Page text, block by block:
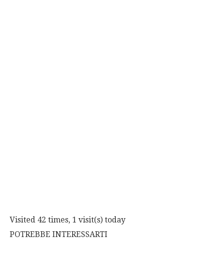
Visited 42 times, 1 visit(s) today
POTREBBE INTERESSARTI